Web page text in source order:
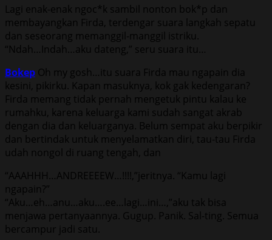
Lagi enak-enak ngoc*k sambil nonton bok*p dan
membayangkan Firda, terdengar suara langkah sepatu
dan seseorang memanggil-manggil istriku.
“Ndah…Indah…aku dateng,” seru suara itu…
Bokep Oh my gosh…itu suara Firda mau ngapain dia
kesini, pikirku. Kapan masuknya, kok gak kedengaran?
Firda memang tidak pernah mengetuk pintu kalau ke
rumahku, karena keluarga kami sudah sangat akrab
dengan dia dan keluarganya. Belum sempat aku berpikir
dan bertindak untuk menyelamatkan diri, tau-tau Firda
udah nongol di ruang tengah, dan
“AAAHHH…ANDREEEEW…!!!!,”jeritnya. “Kamu lagi
ngapain?”
“Aku…eh…anu…aku….ee…lagi…ini…,”aku tak bisa
menjawa pertanyaannya. Gugup. Panik. Sal-ting. Semua
bercampur jadi satu.